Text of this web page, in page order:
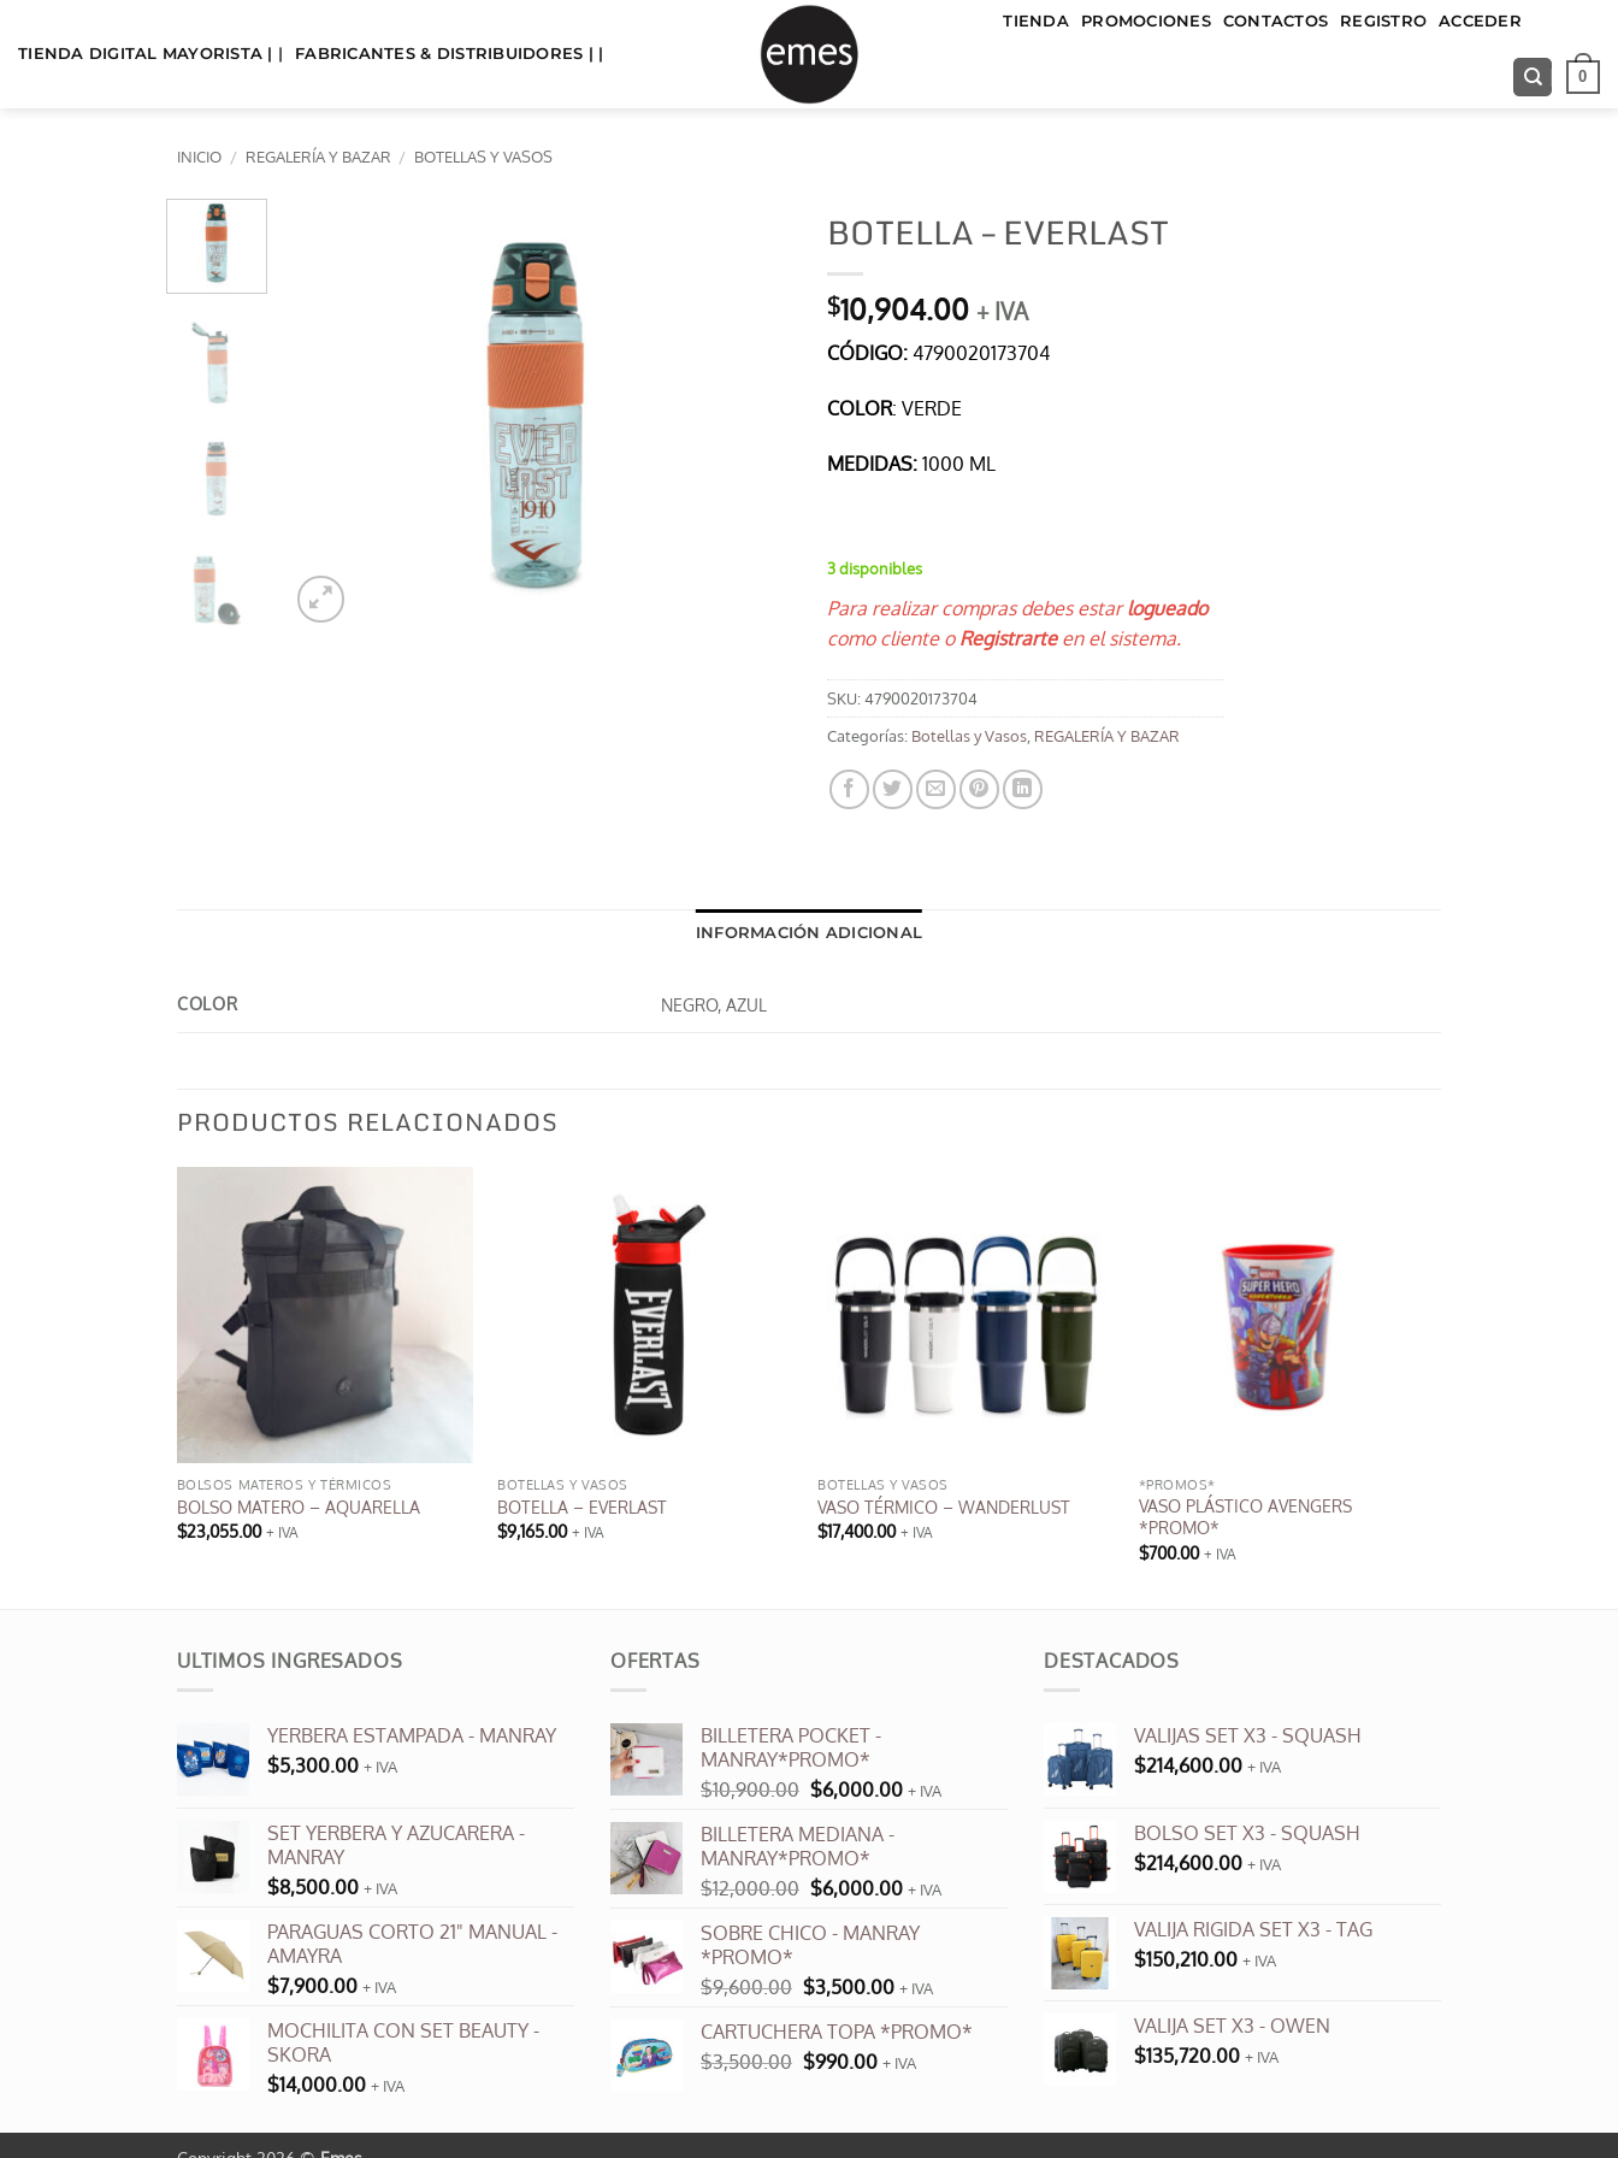
TIENDA DIGITAL MAYORISTA | | FABRICANTES & DISTRIBUIDORES | |
TIENDA PROMOCIONES CONTACTOS REGISTRO ACCEDER
0
INICIO / REGALERÍA Y BAZAR / BOTELLAS Y VASOS
BOTELLA – EVERLAST
$10,904.00 + IVA
CÓDIGO: 4790020173704
COLOR: VERDE
MEDIDAS: 1000 ML
3 disponibles
Para realizar compras debes estarlogueado
como cliente oRegistrarteen el sistema.
SKU:4790020173704
Categorías: Botellas y Vasos REGALERÍA Y BAZAR
INFORMACIÓN ADICIONAL
COLOR NEGRO, AZUL
PRODUCTOS RELACIONADOS
BOLSOS MATEROS Y TÉRMICOS
BOLSO MATERO – AQUARELLA
$23,055.00 + IVA
variantes.
Las
se
pueden
página
producto
BOTELLAS Y VASOS
BOTELLA – EVERLAST
$9,165.00 + IVA
BOTELLAS Y VASOS
VASO TÉRMICO – WANDERLUST
$17,400.00 + IVA
se
pueden
elegir
en
la
página
producto
*PROMOS*
VASO PLÁSTICO AVENGERS
*PROMO*
$700.00 + IVA
ULTIMOS INGRESADOS
YERBERA ESTAMPADA - MANRAY
$5,300.00 + IVA
SET YERBERA Y AZUCARERA -
MANRAY
$8,500.00 + IVA
PARAGUAS CORTO 21" MANUAL -
AMAYRA
$7,900.00 + IVA
MOCHILITA CON SET BEAUTY -
SKORA
$14,000.00 + IVA
OFERTAS
BILLETERA POCKET -
MANRAY*PROMO*
$10,900.00 El
original
era:
$10,900.00.
$6,000.00El
$6,000.00.
+ IVA
BILLETERA MEDIANA -
MANRAY*PROMO*
$12,000.00 El
original
$12,000.00.
$6,000.00El
actual
$6,000.00.
+ IVA
SOBRE CHICO - MANRAY
*PROMO*
$9,600.00 El
original
era:
$3,500.00El
actual
es:
+ IVA
CARTUCHERA TOPA *PROMO*
$3,500.00 El
era:
$990.00El
es:
+ IVA
DESTACADOS
VALIJAS SET X3 - SQUASH
$214,600.00 + IVA
BOLSO SET X3 - SQUASH
$214,600.00 + IVA
VALIJA RIGIDA SET X3 - TAG
$150,210.00 + IVA
VALIJA SET X3 - OWEN
$135,720.00 + IVA